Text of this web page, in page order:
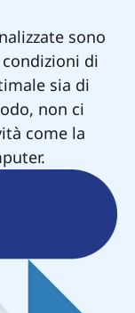
sono
di
sia di
non ci
come la